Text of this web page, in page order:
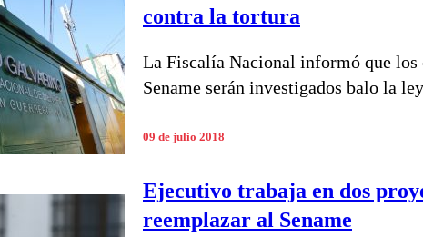
contra la tortura
La Fiscalía Nacional informó que los
Sename serán investigados balo la
09 de julio 2018
Ejecutivo trabaja en dos
reemplazar al Sename